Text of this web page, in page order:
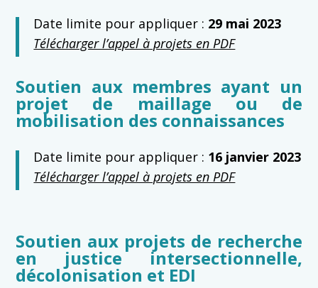
Date limite pour appliquer : 29 mai 2023
Télécharger l’appel à projets en PDF
Soutien aux membres ayant un
projet de maillage ou de
mobilisation des connaissances
Date limite pour appliquer : 16 janvier 2023
Télécharger l’appel à projets en PDF
Soutien aux projets de recherche
en justice intersectionnelle,
décolonisation et EDI